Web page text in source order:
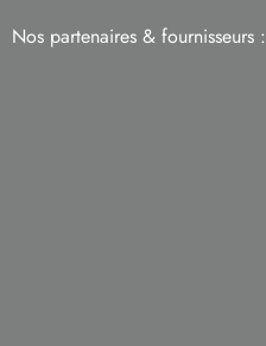
Nos partenaires & fournisseurs :